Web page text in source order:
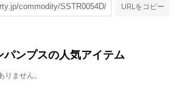
URLをコピー
パンプスの人気アイテム
ません。